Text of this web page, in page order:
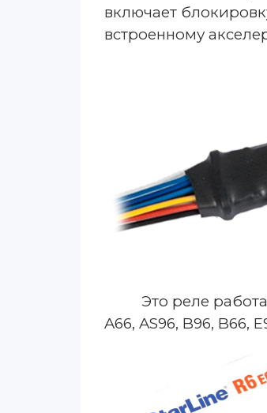
включает
встроенному
Это реле
A66, AS96, B96, B66,